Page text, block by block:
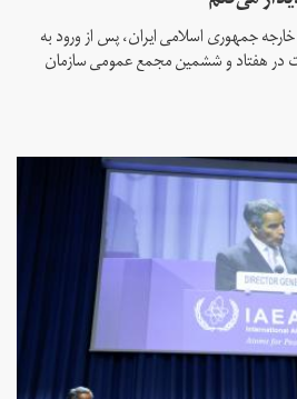
جمهوری اسلامی ایران، پس از ورود به
در هفتاد و ششمین مجمع عمومی سازمان